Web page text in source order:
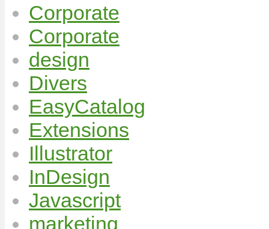
Corporate
Corporate
design
Divers
EasyCatalog
Extensions
Illustrator
InDesign
Javascript
marketing